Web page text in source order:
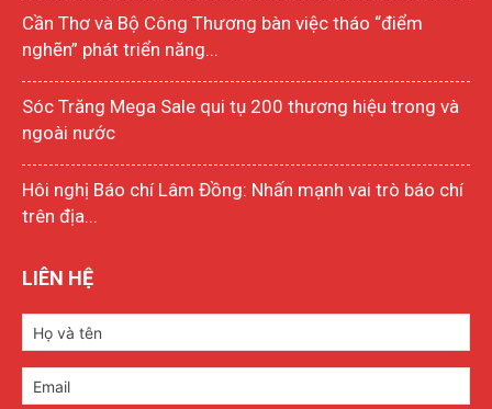
Cần Thơ và Bộ Công Thương bàn việc tháo “điểm
nghẽn” phát triển năng...
Sóc Trăng Mega Sale qui tụ 200 thương hiệu trong và
ngoài nước
Hôi nghị Báo chí Lâm Đồng: Nhấn mạnh vai trò báo chí
trên địa...
LIÊN HỆ